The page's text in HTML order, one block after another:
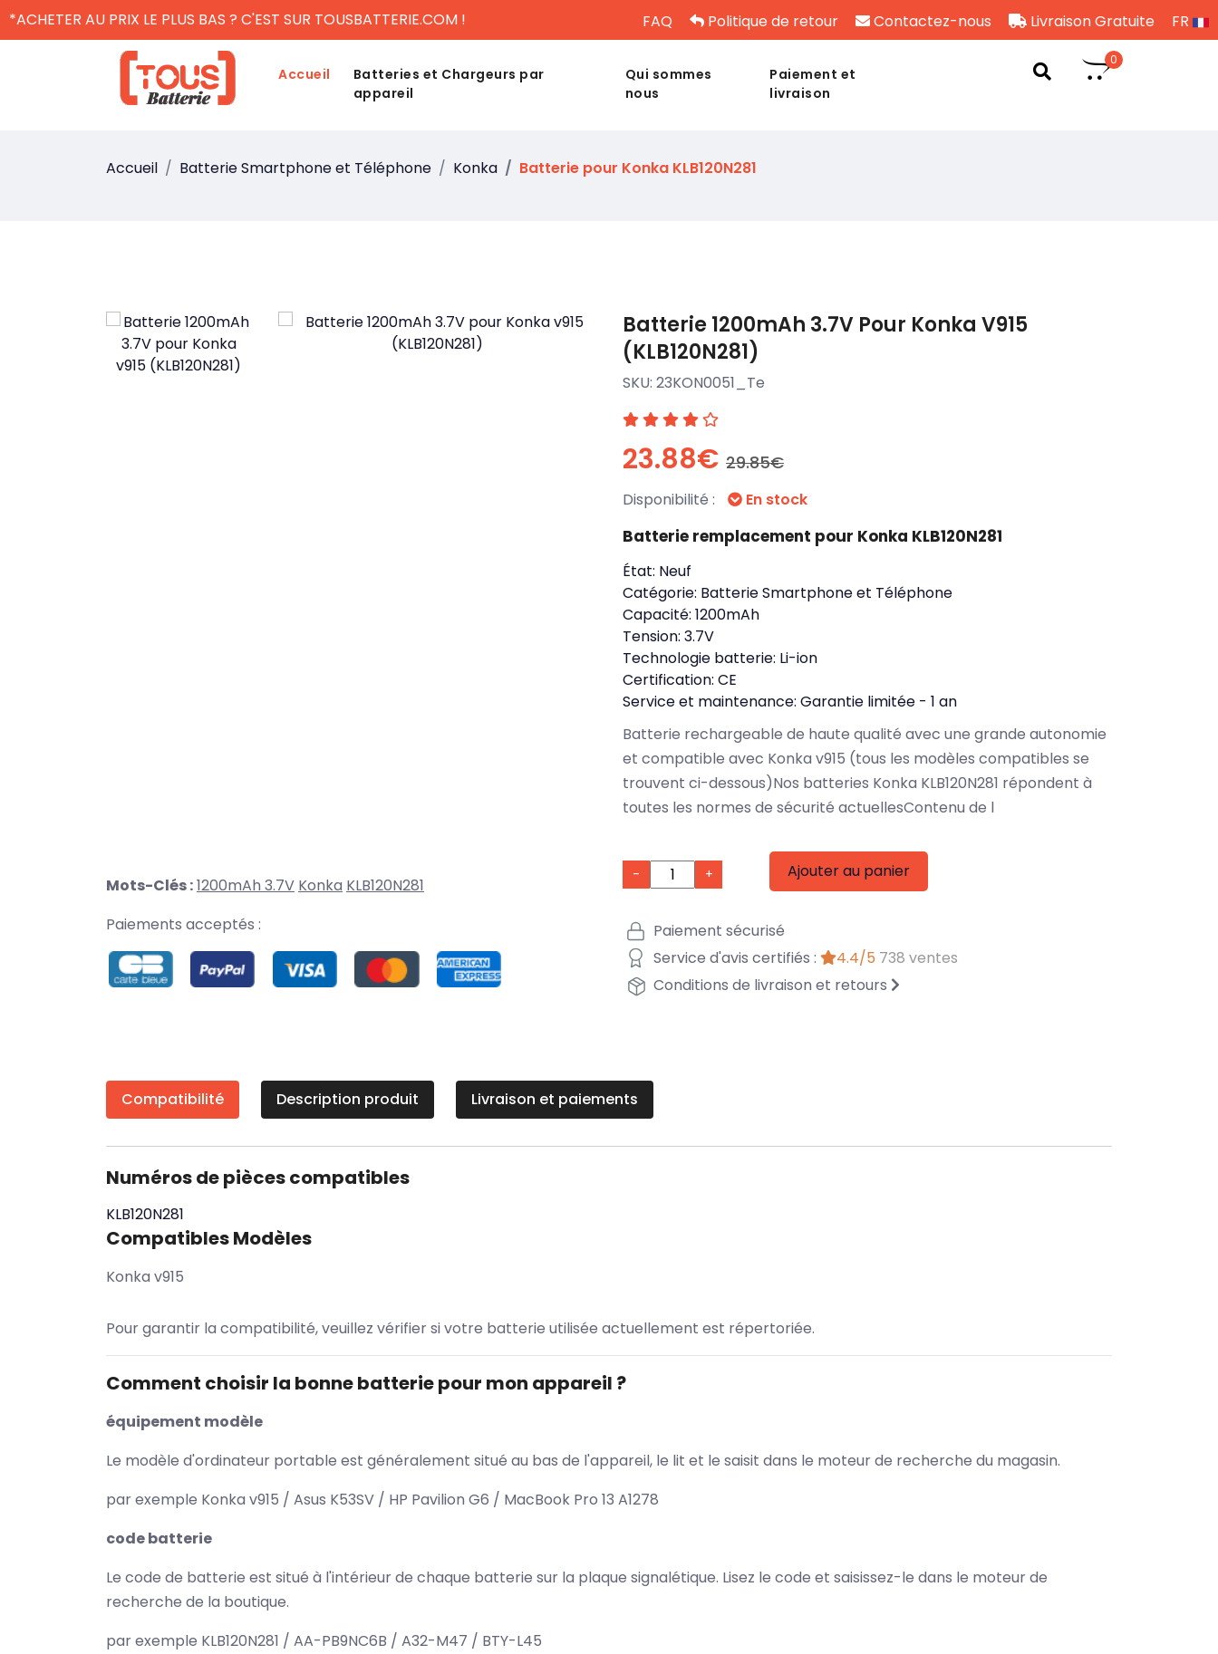
*ACHETER AU PRIX LE PLUS BAS ? C'EST SUR TOUSBATTERIE.COM ! FAQ Politique de retour Contactez-nous Livraison Gratuite FR
Accueil
Batteries et Chargeurs par
appareil
Qui sommes
nous
Paiement et
livraison
0
Accueil Batterie Smartphone et Téléphone Konka Batterie pour Konka KLB120N281
Mots-Clés :1200mAh 3.7V Konka KLB120N281
Paiements acceptés :
Batterie 1200mAh 3.7V Pour Konka V915
(KLB120N281)
SKU: 23KON0051_Te
23.88€ 29.85€
Disponibilité : En stock
Batterie remplacement pour Konka KLB120N281
État: Neuf
Catégorie: Batterie Smartphone et Téléphone
Capacité: 1200mAh
Tension: 3.7V
Technologie batterie: Li-ion
Certification: CE
Service et maintenance: Garantie limitée - 1 an
Batterie rechargeable de haute qualité avec une grande autonomie
et compatible avec Konka v915 (tous les modèles compatibles se
trouvent ci-dessous)Nos batteries Konka KLB120N281 répondent à
toutes les normes de sécurité actuellesContenu de l
- + Ajouter au panier
Paiement sécurisé
Service d'avis certifiés :
4.4/5 738 ventes
Conditions de livraison et retours
Compatibilité Description produit Livraison et paiements
Numéros de pièces compatibles
KLB120N281
Compatibles Modèles
Konka v915
Pour garantir la compatibilité, veuillez vérifier si votre batterie utilisée actuellement est répertoriée.
Comment choisir la bonne batterie pour mon appareil ?
équipement modèle
Le modèle d'ordinateur portable est généralement situé au bas de l'appareil, le lit et le saisit dans le moteur de recherche du magasin.
par exemple Konka v915 / Asus K53SV / HP Pavilion G6 / MacBook Pro 13 A1278
code batterie
Le code de batterie est situé à l'intérieur de chaque batterie sur la plaque signalétique. Lisez le code et saisissez-le dans le moteur de
recherche de la boutique.
par exemple KLB120N281 / AA-PB9NC6B / A32-M47 / BTY-L45